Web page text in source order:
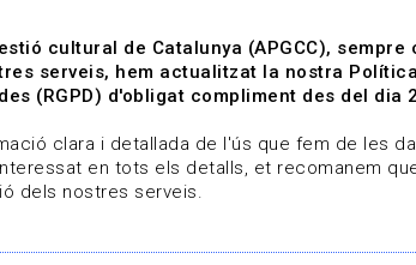
treball Projectes Serveis A qui
cultural de Catalunya (APGCC),
serveis, hem actualitzat la nostra
(RGPD) d'obligat compliment des del dia
clara i detallada de l'ús que fem de les
en tots els detalls, et recomanem
dels nostres serveis.